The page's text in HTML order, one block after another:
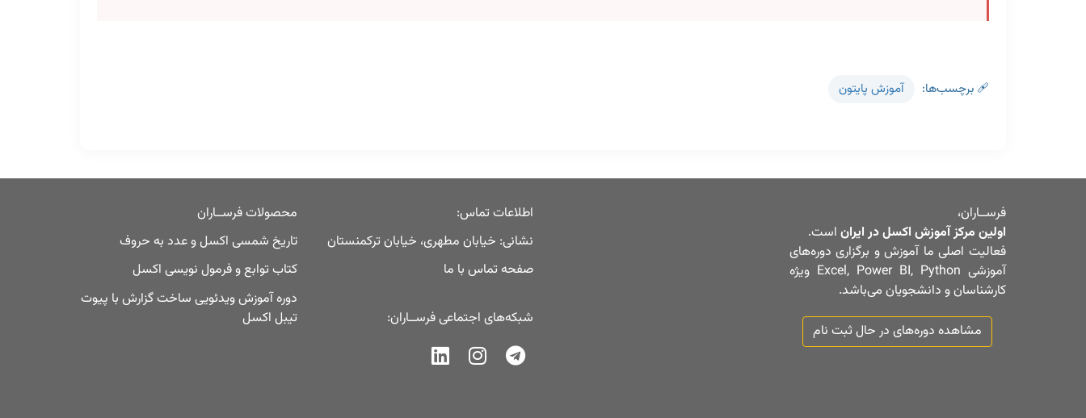
🩹 برچسب‌ها آموزش پایتون
فرســاران،
اولین مرکز آموزش اکسل در ایران است.
فعالیت اصلی ما آموزش و برگزاری دوره‌های
آموزشی Excel, Power BI, Python ویژه
کارشناسان و دانشجویان می‌باشد.
مشاهده دوره‌های در حال ثبت نام
اطلاعات تماس:
نشانی: خیابان مطهری، خیابان ترکمنستان
صفحه تماس با ما
شبکه‌های اجتماعی فرســاران:
محصولات فرســاران
تاریخ شمسی اکسل و عدد به حروف
کتاب توابع و فرمول نویسی اکسل
دوره آموزش ویدئویی ساخت گزارش با پیوت
تیبل اکسل